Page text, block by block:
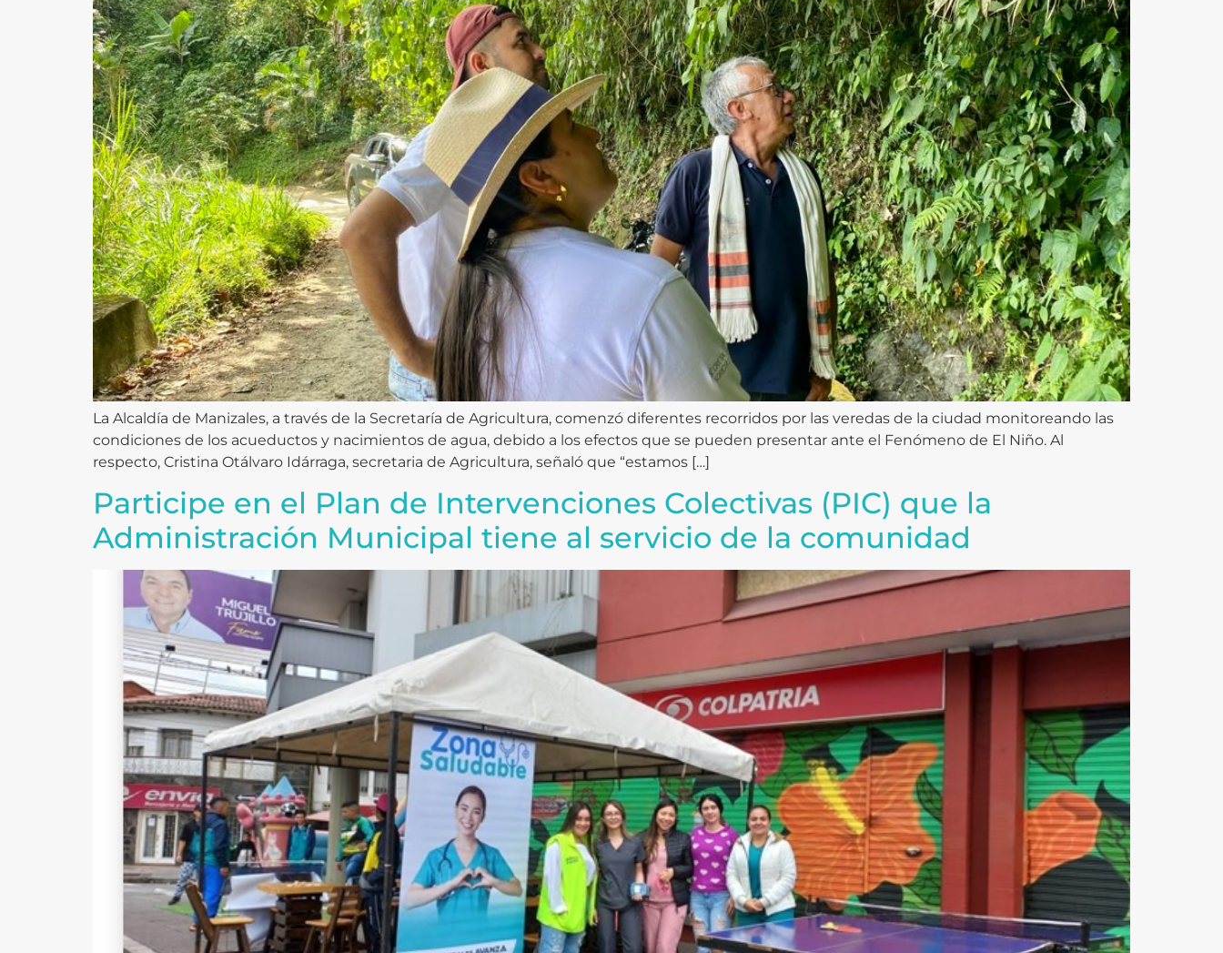
La Alcaldía de Manizales, a través de la Secretaría de Agricultura, comenzó diferentes recorridos por las veredas de la ciudad monitoreando las
condiciones de los acueductos y nacimientos de agua, debido a los efectos que se pueden presentar ante el Fenómeno de El Niño. Al
respecto, Cristina Otálvaro Idárraga, secretaria de Agricultura, señaló que “estamos […]
Participe en el Plan de Intervenciones Colectivas (PIC) que la
Administración Municipal tiene al servicio de la comunidad